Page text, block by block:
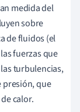
medida del
sobre
de fluidos (el
fuerzas que
turbulencias,
presión, que
calor.